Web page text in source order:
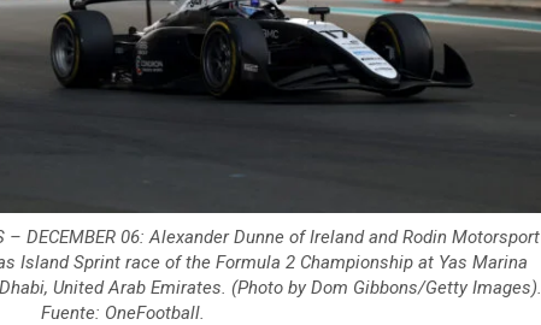
– DECEMBER 06: Alexander Dunne of Ireland and Rodin Motorsport
Island Sprint race of the Formula 2 Championship at Yas Marina
United Arab Emirates. (Photo by Dom Gibbons/Getty Images).
Fuente: OneFootball.